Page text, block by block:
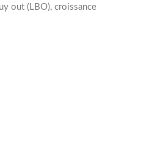
out (LBO), croissance